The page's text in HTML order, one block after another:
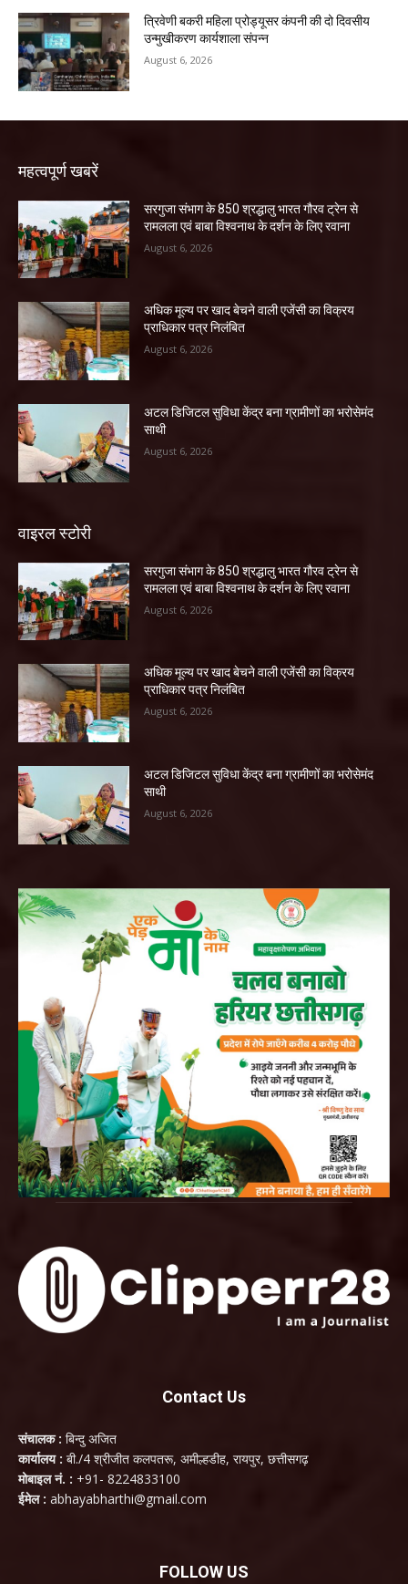
त्रिवेणी बकरी महिला प्रोड्यूसर कंपनी की दो दिवसीय
उन्मुखीकरण कार्यशाला संपन्न
August 6, 2026
महत्वपूर्ण खबरें
सरगुजा संभाग के 850 श्रद्धालु भारत गौरव ट्रेन से
रामलला एवं बाबा विश्वनाथ के दर्शन के लिए रवाना
August 6, 2026
अधिक मूल्य पर खाद बेचने वाली एजेंसी का विक्रय
प्राधिकार पत्र निलंबित
August 6, 2026
अटल डिजिटल सुविधा केंद्र बना ग्रामीणों का भरोसेमंद
साथी
August 6, 2026
वाइरल स्टोरी
सरगुजा संभाग के 850 श्रद्धालु भारत गौरव ट्रेन से
रामलला एवं बाबा विश्वनाथ के दर्शन के लिए रवाना
August 6, 2026
अधिक मूल्य पर खाद बेचने वाली एजेंसी का विक्रय
प्राधिकार पत्र निलंबित
August 6, 2026
अटल डिजिटल सुविधा केंद्र बना ग्रामीणों का भरोसेमंद
साथी
August 6, 2026
Contact Us
संचालक : बिन्दु अजित
कार्यालय : बी./4 श्रीजीत कलपतरू, अमील्हडीह, रायपुर, छत्तीसगढ़
मोबाइल नं. : +91- 8224833100
ईमेल : abhayabharthi@gmail.com
FOLLOW US